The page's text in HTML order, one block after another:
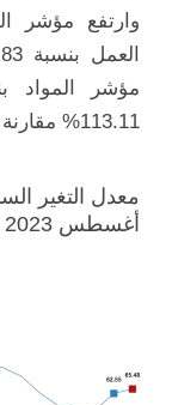
113.11% مقارنة بالعام السابق.
معدل التغير
أغسطس 2023